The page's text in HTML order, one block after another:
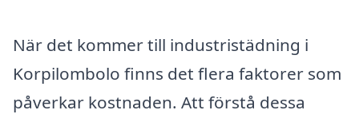
När det kommer till industristädning i
Korpilombolo finns det flera faktorer som
påverkar kostnaden. Att förstå dessa